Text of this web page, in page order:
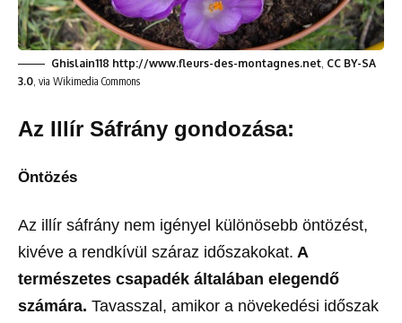
Ghislain118 http://www.fleurs-des-montagnes.net, CC BY-SA
3.0, via Wikimedia Commons
Az Illír Sáfrány gondozása:
Öntözés
Az illír sáfrány nem igényel különösebb öntözést,
kivéve a rendkívül száraz időszakokat. A
természetes csapadék általában elegendő
számára. Tavasszal, amikor a növekedési időszak